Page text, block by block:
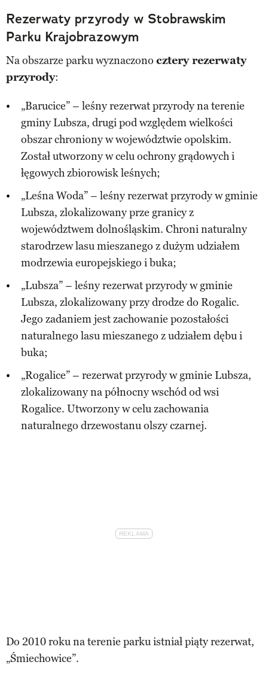
Rezerwaty przyrody w Stobrawskim
Parku Krajobrazowym
Na obszarze parku wyznaczono cztery rezerwaty
przyrody:
„Barucice” – leśny rezerwat przyrody na terenie
gminy Lubsza, drugi pod względem wielkości
obszar chroniony w województwie opolskim.
Został utworzony w celu ochrony grądowych i
łęgowych zbiorowisk leśnych;
„Leśna Woda” – leśny rezerwat przyrody w gminie
Lubsza, zlokalizowany prze granicy z
województwem dolnośląskim. Chroni naturalny
starodrzew lasu mieszanego z dużym udziałem
modrzewia europejskiego i buka;
„Lubsza” – leśny rezerwat przyrody w gminie
Lubsza, zlokalizowany przy drodze do Rogalic.
Jego zadaniem jest zachowanie pozostałości
naturalnego lasu mieszanego z udziałem dębu i
buka;
„Rogalice” – rezerwat przyrody w gminie Lubsza,
zlokalizowany na północny wschód od wsi
Rogalice. Utworzony w celu zachowania
naturalnego drzewostanu olszy czarnej.
Do 2010 roku na terenie parku istniał piąty rezerwat,
„Śmiechowice”.